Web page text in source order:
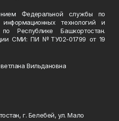
Федеральной службы по
технологий и
Республике Башкортостан.
СМИ: ПИ №ТУ02-01799 от 19
Вильдановна
г. Белебей, ул. Мало